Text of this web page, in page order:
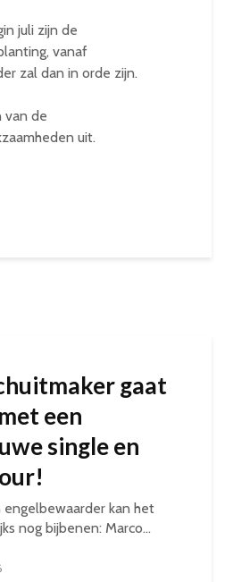
juli zijn de
vanaf
zal dan in orde zijn.
van de
uit.
gaat
een
single en
kan het
nog bijbenen: Marco...